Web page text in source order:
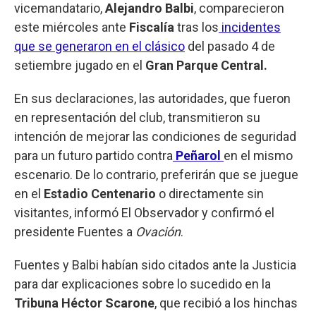
vicemandatario,Alejandro Balbi, comparecieron
este miércoles ante Fiscalía tras los incidentes
que se generaron en el clásico del pasado 4 de
setiembre jugado en el Gran Parque Central.
En sus declaraciones, las autoridades, que fueron
en representación del club, transmitieron su
intención de mejorar las condiciones de seguridad
para un futuro partido contra Peñarol en el mismo
escenario. De lo contrario, preferirán que se juegue
en el Estadio Centenario o directamente sin
visitantes, informó El Observador y confirmó el
presidente Fuentes a Ovación.
Fuentes y Balbi habían sido citados ante la Justicia
para dar explicaciones sobre lo sucedido en la
Tribuna Héctor Scarone, que recibió a los hinchas